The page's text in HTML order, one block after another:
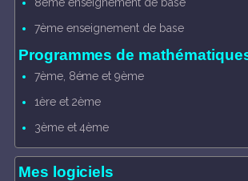
7ème enseignement de base
Programmes de
7ème, 8éme et 9ème
1ère et 2ème
3ème et 4ème
Mes logiciels